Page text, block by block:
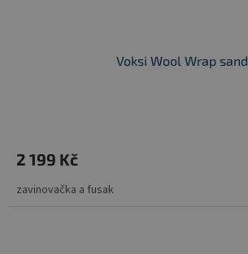
Voksi Wool Wrap sand
2 199 Kč
zavinovačka a fusak